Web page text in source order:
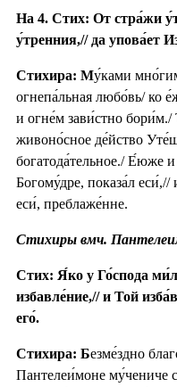
На 4. Стих: От стра́жи
у́тренния,// да упова́ет
Стихира: Му́ками
огнепа́льная любо́вь/ ко
и огне́м зави́стно бори́м./
живоно́сное де́йство
богатода́тельное./ Е́юже
Богому́дре, показа́л еси́,//
еси́, преблаже́нне.
Стихиры вмч.
Стих: Я́ко у Го́спода
избавле́ние,// и Той
его́.
Стихира: Безме́здно
Пантелеи́моне му́чениче